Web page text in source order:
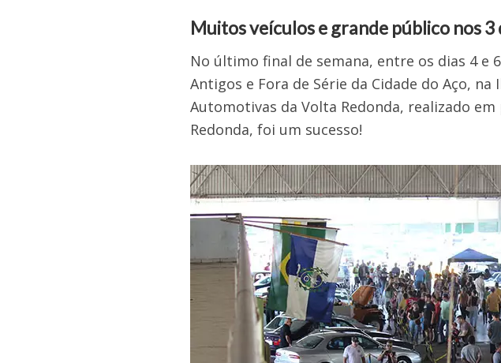
Muitos veículos e grande público nos 3
No último final de semana, entre os dias 4 e
Antigos e Fora de Série da Cidade do Aço,
Automotivas da Volta Redonda, realizado
Redonda, foi um sucesso!